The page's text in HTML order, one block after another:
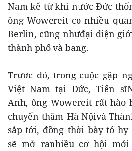
Nam kể từ khi nước Đức
ông Wowereit có nhiều
Berlin, cũng nhưđại diện
thành phố và bang.
Trước đó, trong cuộc gặp
Việt Nam tại Đức, Tiến
Anh, ông Wowereit rất hào
chuyến thăm Hà Nộivà
sắp tới, đồng thời bày tỏ hy
sẽ mở ranhiều cơ hội mới